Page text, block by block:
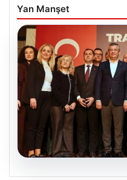
Yan Manşet
05.08.2026